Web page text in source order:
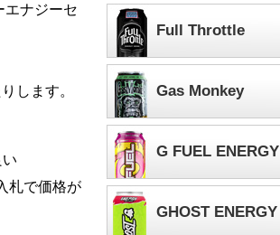
エナジーセ
します。
札で価格が
Full Throttle
Gas Monkey
G FUEL ENERGY
GHOST ENERGY